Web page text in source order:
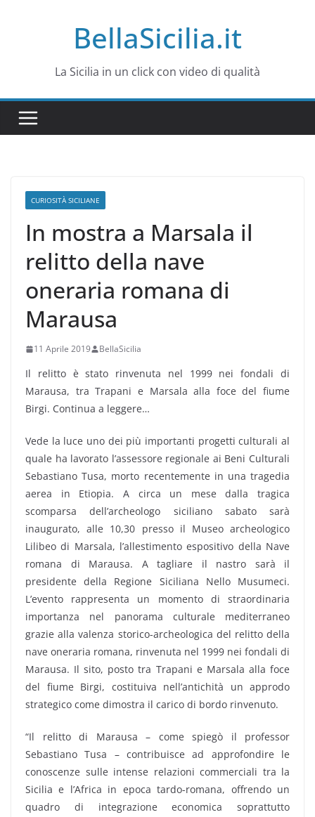
BellaSicilia.it
La Sicilia in un click con video di qualità
CURIOSITÀ SICILIANE
In mostra a Marsala il
relitto della nave
oneraria romana di
Marausa
11 Aprile 2019 BellaSicilia
Il relitto è stato rinvenuta nel 1999 nei fondali di
Marausa, tra Trapani e Marsala alla foce del fiume
Birgi. Continua a leggere…
Vede la luce uno dei più importanti progetti culturali al
quale ha lavorato l’assessore regionale ai Beni Culturali
Sebastiano Tusa, morto recentemente in una tragedia
aerea in Etiopia. A circa un mese dalla tragica
scomparsa dell’archeologo siciliano sabato sarà
inaugurato, alle 10,30 presso il Museo archeologico
Lilibeo di Marsala, l’allestimento espositivo della Nave
romana di Marausa. A tagliare il nastro sarà il
presidente della Regione Siciliana Nello Musumeci.
L’evento rappresenta un momento di straordinaria
importanza nel panorama culturale mediterraneo
grazie alla valenza storico-archeologica del relitto della
nave oneraria romana, rinvenuta nel 1999 nei fondali di
Marausa. Il sito, posto tra Trapani e Marsala alla foce
del fiume Birgi, costituiva nell’antichità un approdo
strategico come dimostra il carico di bordo rinvenuto.
“Il relitto di Marausa – come spiegò il professor
Sebastiano Tusa – contribuisce ad approfondire le
conoscenze sulle intense relazioni commerciali tra la
Sicilia e l’Africa in epoca tardo-romana, offrendo un
quadro di integrazione economica soprattutto